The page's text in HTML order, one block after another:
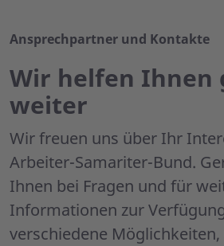
Ansprechpartner und Kontakte
Wir helfen Ihnen
weiter
Wir freuen uns über Ihr
Arbeiter-Samariter-Bund.
Ihnen bei Fragen und für
Informationen zur
verschiedene Möglichkeiten,